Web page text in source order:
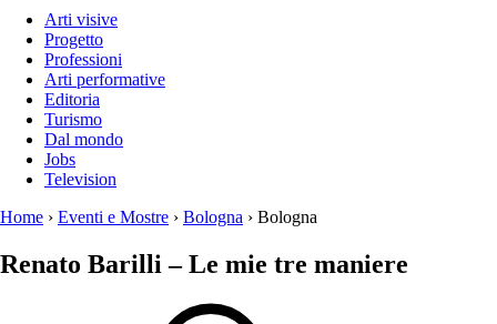
Arti visive
Progetto
Professioni
Arti performative
Editoria
Turismo
Dal mondo
Jobs
Television
Home › Eventi e Mostre › Bologna › Bologna
Renato Barilli – Le mie tre maniere